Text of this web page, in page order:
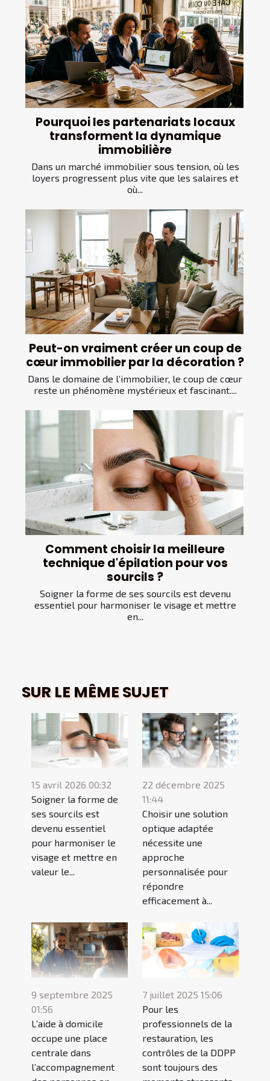
Pourquoi les partenariats locaux
transforment la dynamique
immobilière
Dans un marché immobilier sous tension, où les
loyers progressent plus vite que les salaires et
où...
Peut-on vraiment créer un coup de
cœur immobilier par la décoration ?
Dans le domaine de l’immobilier, le coup de cœur
reste un phénomène mystérieux et fascinant....
Comment choisir la meilleure
technique d'épilation pour vos
sourcils ?
Soigner la forme de ses sourcils est devenu
essentiel pour harmoniser le visage et mettre
en...
SUR LE MÊME SUJET
15 avril 2026 00:32
Soigner la forme de
ses sourcils est
devenu essentiel
pour harmoniser le
visage et mettre en
valeur le...
22 décembre 2025
11:44
Choisir une solution
optique adaptée
nécessite une
approche
personnalisée pour
répondre
efficacement à...
9 septembre 2025
01:56
L’aide à domicile
occupe une place
centrale dans
l’accompagnement
7 juillet 2025 15:06
Pour les
professionnels de la
restauration, les
contrôles de la DDPP
sont toujours des